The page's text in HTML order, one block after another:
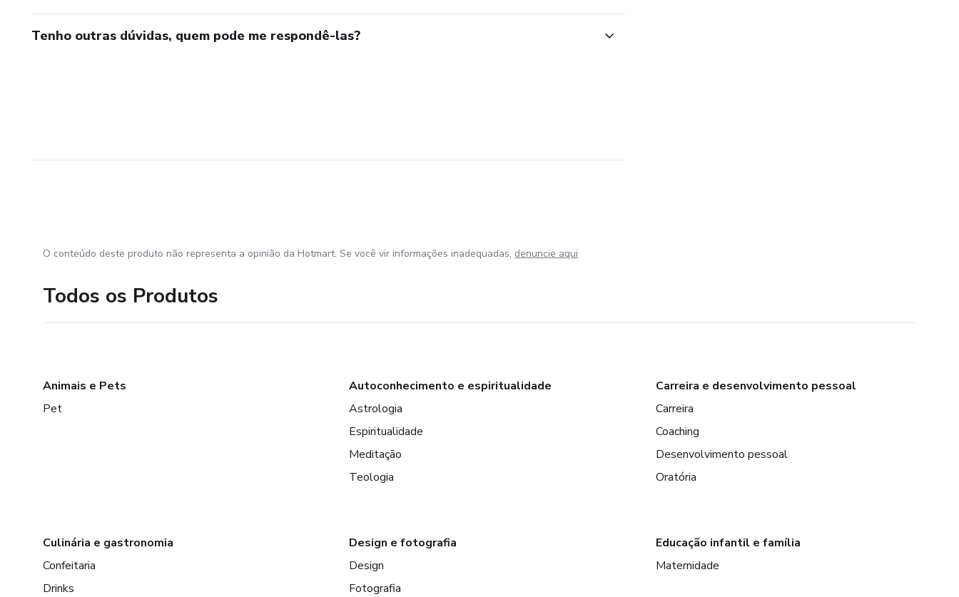
Tenho outras dúvidas, quem pode me respondê-las?
O conteúdo deste produto não representa a opinião da Hotmart. Se você vir informações inadequadas, denuncie aqui
Todos os Produtos
Animais e Pets
Pet
Autoconhecimento e espiritualidade
Astrologia
Espiritualidade
Meditação
Teologia
Carreira e desenvolvimento pessoal
Carreira
Coaching
Desenvolvimento pessoal
Oratória
Culinária e gastronomia
Confeitaria
Drinks
Design e fotografia
Design
Fotografia
Educação infantil e família
Maternidade